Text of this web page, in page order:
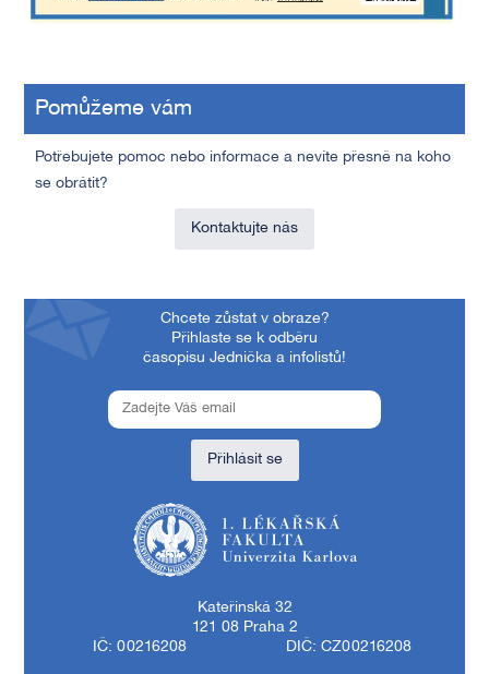
Pomůžeme vám
Potřebujete pomoc nebo informace a nevíte přesně na koho
se obrátit?
Kontaktujte nás
Chcete zůstat v obraze?
Přihlaste se k odběru
časopisu Jednička a infolistů!
Přihlásit se
Kateřinská 32
121 08 Praha 2
IČ: 00216208
DIČ: CZ00216208